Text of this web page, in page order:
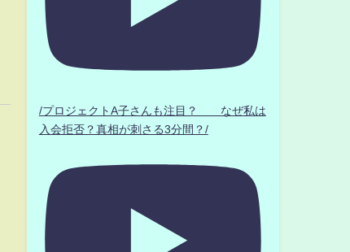
/プロジェクトA子さんも注目？ なぜ私は
入会拒否？真相が刺さる3分間？/